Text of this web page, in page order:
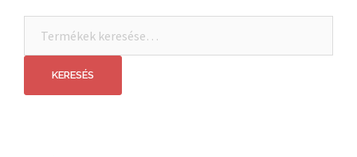
következőre:
KERESÉS